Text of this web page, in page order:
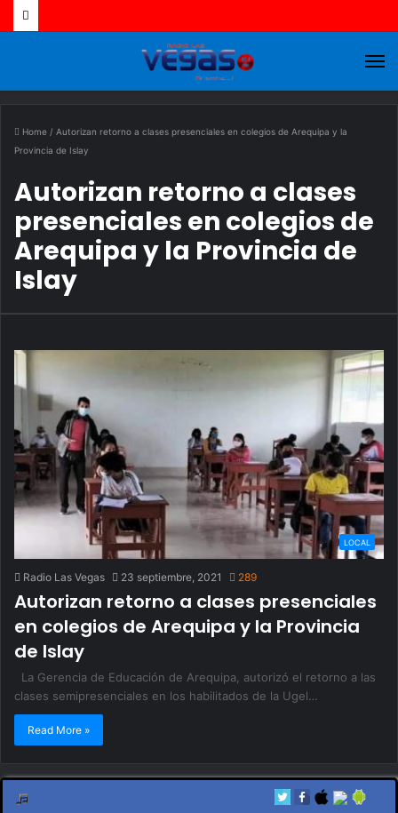
Home / Autorizan retorno a clases presenciales en colegios de Arequipa y la
Provincia de Islay
Autorizan retorno a clases
presenciales en colegios de
Arequipa y la Provincia de
Islay
LOCAL
Radio Las Vegas 23 septiembre, 2021 289
Autorizan retorno a clases presenciales
en colegios de Arequipa y la Provincia
de Islay
La Gerencia de Educación de Arequipa, autorizó el retorno a las
clases semipresenciales en los habilitados de la Ugel…
Read More »